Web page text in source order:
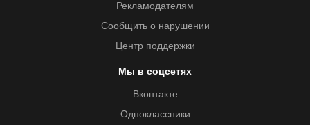
Рекламодателям
Сообщить о нарушении
Центр поддержки
Мы в соцсетях
Вконтакте
Одноклассники